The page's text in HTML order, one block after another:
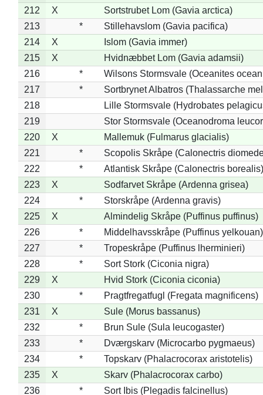
212
X
Sortstrubet Lom (Gavia arctica)
213
*
Stillehavslom (Gavia pacifica)
214
X
Islom (Gavia immer)
215
X
Hvidnæbbet Lom (Gavia adamsii)
216
*
Wilsons Stormsvale (Oceanites
217
*
Sortbrynet Albatros (Thalassarche
218
Lille Stormsvale (Hydrobates
219
Stor Stormsvale (Oceanodroma
220
X
Mallemuk (Fulmarus glacialis)
221
*
Scopolis Skråpe (Calonectris
222
*
Atlantisk Skråpe (Calonectris borealis)
223
X
Sodfarvet Skråpe (Ardenna grisea)
224
*
Storskråpe (Ardenna gravis)
225
X
Almindelig Skråpe (Puffinus puffinus)
226
*
Middelhavsskråpe (Puffinus yelkouan)
227
*
Tropeskråpe (Puffinus lherminieri)
228
*
Sort Stork (Ciconia nigra)
229
X
Hvid Stork (Ciconia ciconia)
230
*
Pragtfregatfugl (Fregata magnificens)
231
X
Sule (Morus bassanus)
232
*
Brun Sule (Sula leucogaster)
233
*
Dværgskarv (Microcarbo pygmaeus)
234
*
Topskarv (Phalacrocorax aristotelis)
235
X
Skarv (Phalacrocorax carbo)
236
* Sort Ibis (Plegadis falcinellus)